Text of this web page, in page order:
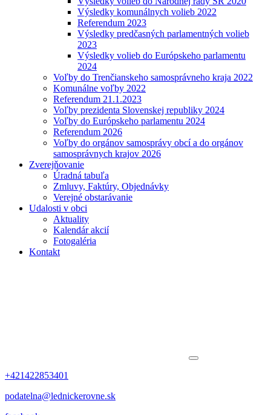
Výsledky komunálnych volieb 2022
Referendum 2023
Výsledky predčasných parlamentných volieb
2023
Výsledky volieb do Európskeho parlamentu
2024
Voľby do Trenčianskeho samosprávneho kraja 2022
Komunálne voľby 2022
Referendum 21.1.2023
Voľby prezidenta Slovenskej republiky 2024
Voľby do Európskeho parlamentu 2024
Referendum 2026
Voľby do orgánov samosprávy obcí a do orgánov
samosprávnych krajov 2026
Zverejňovanie
Úradná tabuľa
Zmluvy, Faktúry, Objednávky
Verejné obstarávanie
Udalosti v obci
Aktuality
Kalendár akcií
Fotogaléria
Kontakt
+421422853401
podatelna@lednickerovne.sk